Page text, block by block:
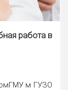
работа в
м ГУЗО